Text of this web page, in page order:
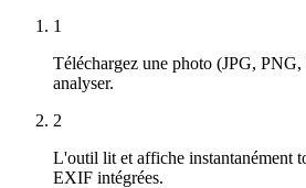
1
Téléchargez une photo (JPG,
analyser.
2
L'outil lit et affiche instantanément
EXIF intégrées.